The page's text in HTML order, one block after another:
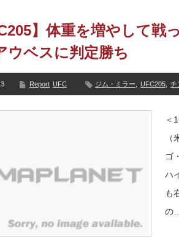
】体重を増やして戦
ウベスに判定勝ち
Report UFC ジム・ミラー UFC205 チ
＜
ゴ
ハ
も
の…